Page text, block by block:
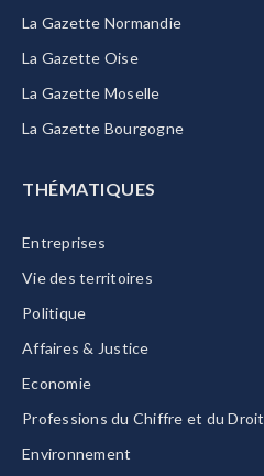
La Gazette Normandie
La Gazette Oise
La Gazette Moselle
La Gazette Bourgogne
THÉMATIQUES
Entreprises
Vie des territoires
Politique
Affaires & Justice
Economie
Professions du Chiffre et du Droit
Environnement